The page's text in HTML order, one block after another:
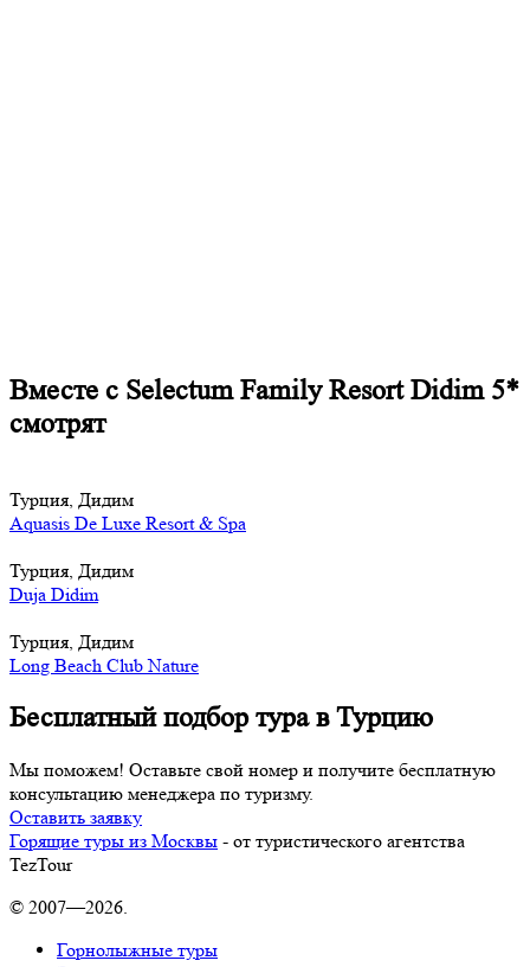
Вместе с Selectum Family Resort Didim 5*
смотрят
Турция, Дидим
Aquasis De Luxe Resort & Spa
Турция, Дидим
Duja Didim
Турция, Дидим
Long Beach Club Nature
Бесплатный подбор тура в Турцию
Мы поможем! Оставьте свой номер и получите бесплатную
консультацию менеджера по туризму.
Оставить заявку
Горящие туры из Москвы - от туристического агентства
TezTour
© 2007—2026.
Горнолыжные туры